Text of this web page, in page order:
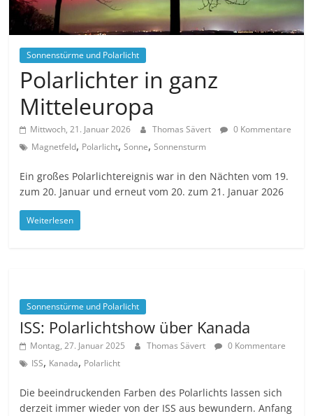
Sonnenstürme und Polarlicht
Polarlichter in ganz
Mitteleuropa
Mittwoch, 21. Januar 2026 Thomas Sävert
0 Kommentare
Magnetfeld, Polarlicht,Sonne,Sonnensturm
Ein großes Polarlichtereignis war in den Nächten vom 19.
zum 20. Januar und erneut vom 20. zum 21. Januar 2026
Weiterlesen
Sonnenstürme und Polarlicht
ISS: Polarlichtshow über Kanada
Montag, 27. Januar 2025 Thomas Sävert
0 Kommentare
ISS, Kanada, Polarlicht
Die beeindruckenden Farben des Polarlichts lassen sich
derzeit immer wieder von der ISS aus bewundern. Anfang